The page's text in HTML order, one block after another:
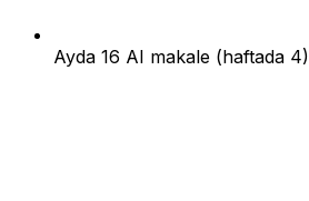
Ayda 16 AI makale (haftada 4)